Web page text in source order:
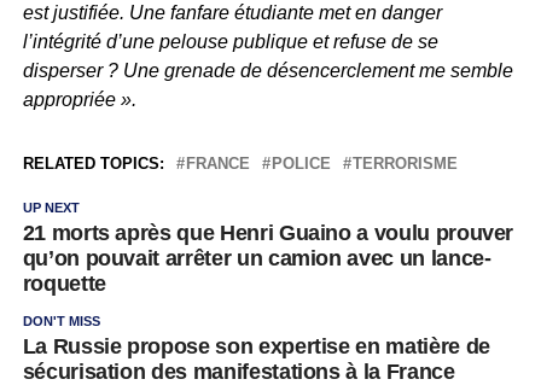
est justifiée. Une fanfare étudiante met en danger
l’intégrité d’une pelouse publique et refuse de se
disperser ? Une grenade de désencerclement me semble
appropriée ».
RELATED TOPICS: FRANCE POLICE TERRORISME
UP NEXT
21 morts après que Henri Guaino a voulu prouver
qu’on pouvait arrêter un camion avec un lance-
roquette
DON'T MISS
La Russie propose son expertise en matière de
sécurisation des manifestations à la France